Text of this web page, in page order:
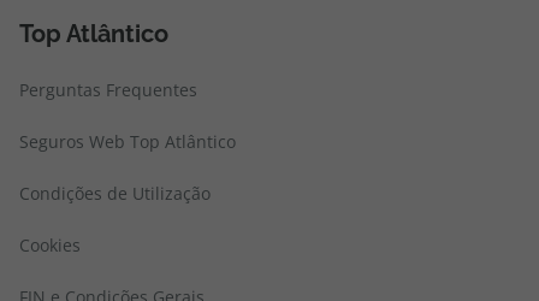
Top Atlântico
Perguntas Frequentes
Seguros Web Top Atlântico
Condições de Utilização
Cookies